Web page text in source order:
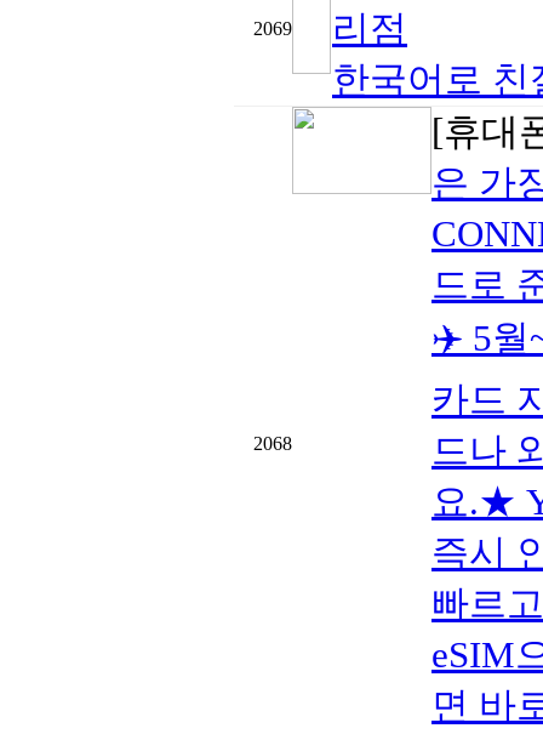
2069
리점
한국어로 친
2068
[휴대
은 가
드로
✈️ 5월
카드
드나
요.★
즉시
빠르
eSIM
면 바